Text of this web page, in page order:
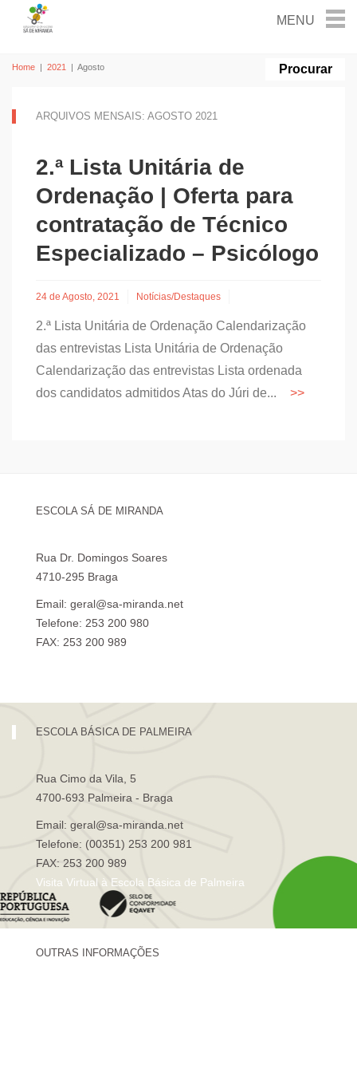
Home | 2021 | Agosto
ARQUIVOS MENSAIS: AGOSTO 2021
2.ª Lista Unitária de
Ordenação | Oferta para
contratação de Técnico
Especializado – Psicólogo
24 de Agosto, 2021 Notícias/Destaques
2.ª Lista Unitária de Ordenação Calendarização
das entrevistas Lista Unitária de Ordenação
Calendarização das entrevistas Lista ordenada
dos candidatos admitidos Atas do Júri de...
ESCOLA SÁ DE MIRANDA
Rua Dr. Domingos Soares
4710-295 Braga
Email: geral@sa-miranda.net
Telefone: 253 200 980
FAX: 253 200 989
ESCOLA BÁSICA DE PALMEIRA
Rua Cimo da Vila, 5
4700-693 Palmeira - Braga
Email: geral@sa-miranda.net
Telefone: (00351) 253 200 981
FAX: 253 200 989
Visita Virtual à Escola Básica de Palmeira
OUTRAS INFORMAÇÕES